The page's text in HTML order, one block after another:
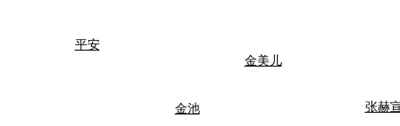
平安
金池
金美儿
张赫